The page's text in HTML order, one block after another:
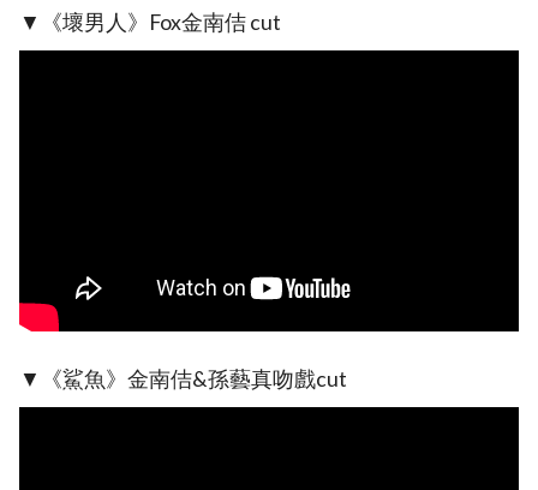
▼《壞男人》Fox金南佶 cut
▼《鯊魚》金南佶&孫藝真吻戲cut